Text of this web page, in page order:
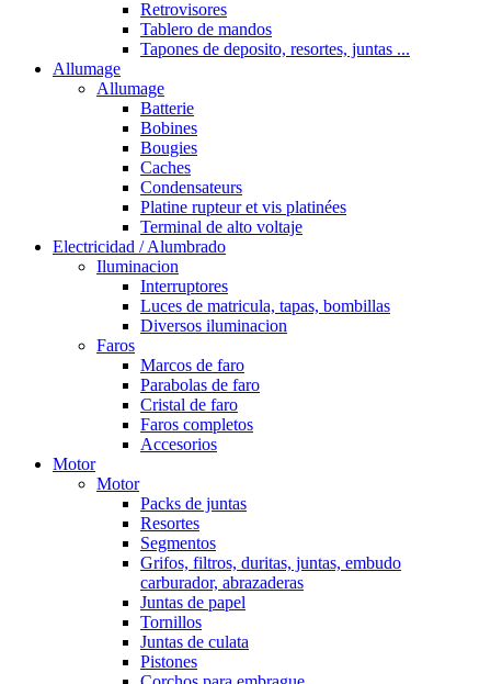
Retrovisores
Tablero de mandos
Tapones de deposito, resortes, juntas ...
Allumage
Allumage
Batterie
Bobines
Bougies
Caches
Condensateurs
Platine rupteur et vis platinées
Terminal de alto voltaje
Electricidad / Alumbrado
Iluminacion
Interruptores
Luces de matricula, tapas, bombillas
Diversos iluminacion
Faros
Marcos de faro
Parabolas de faro
Cristal de faro
Faros completos
Accesorios
Motor
Motor
Packs de juntas
Resortes
Segmentos
Grifos, filtros, duritas, juntas, embudo
carburador, abrazaderas
Juntas de papel
Tornillos
Juntas de culata
Pistones